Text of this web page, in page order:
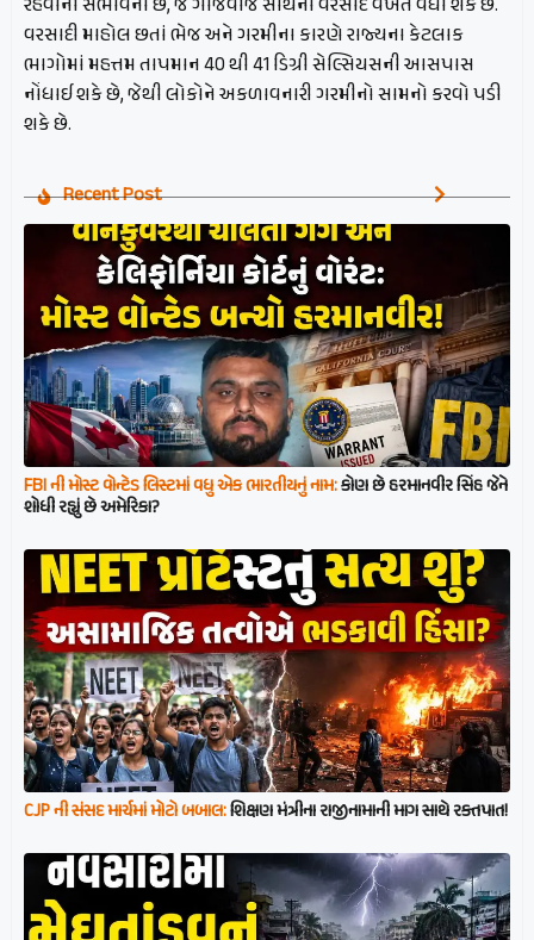
વરસાદી માહોલ છતાં ભેજ અને ગરમીના કારણે રાજ્યના કેટલાક
ભાગોમાં મહત્તમ તાપમાન 40 થી 41 ડિગ્રી સેલ્સિયસની આસપાસ
નોંધાઈ શકે છે, જેથી લોકોને અકળાવનારી ગરમીનો સામનો કરવો પડી
શકે છે.
Recent Post
FBI ની મોસ્ટ વોન્ટેડ લિસ્ટમાં વધુ એક ભારતીયનું નામ:કોણ છે હરમાનવીર સિંહ જેને
શોધી રહ્યું છે અમેરિકા?
CJP ની સંસદ માર્ચમાં મોટો બબાલ:શિક્ષણ મંત્રીના રાજીનામાની માગ સાથે રક્તપાત!